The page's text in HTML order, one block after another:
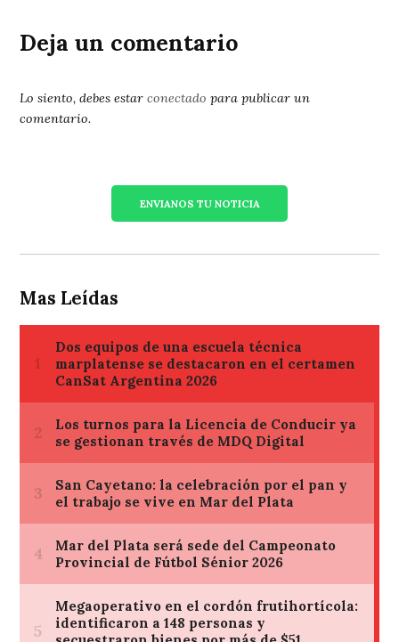
Deja un comentario
Lo siento, debes estarconectado para publicar un
comentario.
ENVIANOS TU NOTICIA
Mas Leídas